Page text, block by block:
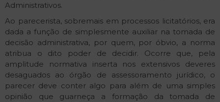
Administrativos.
Ao parecerista, sobremais em processos licitatórios, era
dada a função de simplesmente auxiliar na tomada de
decisão administrativa, por quem, por óbvio, a norma
atribua o dito poder de decidir. Ocorre que, pela
amplitude normativa inserta nos extensivos deveres
desaguados ao órgão de assessoramento jurídico, o
parecer deve conter algo para além de uma simples
opinião que guarneça a formação da tomada de